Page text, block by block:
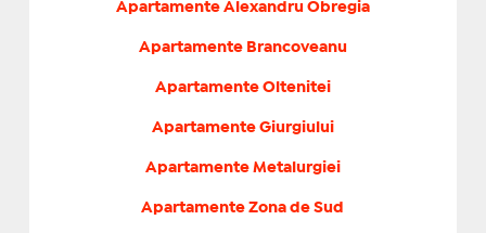
Apartamente Alexandru Obregia
Apartamente Brancoveanu
Apartamente Oltenitei
Apartamente Giurgiului
Apartamente Metalurgiei
Apartamente Zona de Sud